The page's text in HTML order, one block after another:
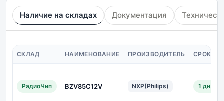
Наличие на складах Документация
СКЛАД НАИМЕНОВАНИЕ ПРОИЗВОДИТЕЛЬ СРОК
РадиоЧип BZV85C12V NXP(Philips) 1 дн.